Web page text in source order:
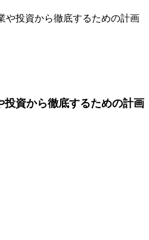
や投資から徹底するための計画
投資から徹底するための計画